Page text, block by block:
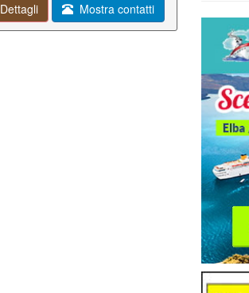
Dettagli Mostra contatti